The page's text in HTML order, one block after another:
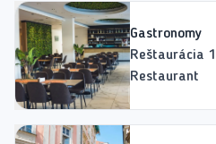
Gastronomy
Reštaurácia
Restaurant